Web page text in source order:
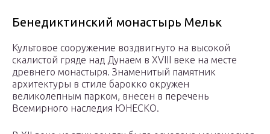
Бенедиктинский монастырь Мельк
Культовое сооружение воздвигнуто на высокой
скалистой гряде над Дунаем в XVIII веке на месте
древнего монастыря. Знаменитый памятник
архитектуры в стиле барокко окружен
великолепным парком, внесен в перечень
Всемирного наследия ЮНЕСКО.